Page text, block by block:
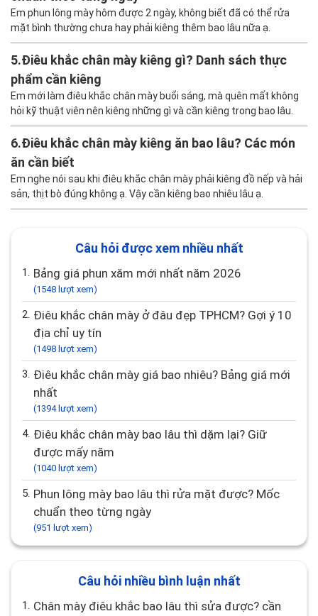
Em phun lông mày hôm được 2 ngày, không biết đã có thể rửa
mặt bình thường chưa hay phải kiêng thêm bao lâu nữa ạ.
5.Điêu khắc chân mày kiêng gì? Danh sách thực
phẩm cần kiêng
Em mới làm điêu khắc chân mày buổi sáng, mà quên mất không
hỏi kỹ thuật viên nên kiêng những gì và cần kiêng trong bao lâu.
6.Điêu khắc chân mày kiêng ăn bao lâu? Các món
ăn cần biết
Em nghe nói sau khi điêu khắc chân mày phải kiêng đồ nếp và hải
sản, thịt bò đúng không ạ. Vậy cần kiêng bao nhiêu lâu ạ.
Câu hỏi được xem nhiều nhất
1. Bảng giá phun xăm mới nhất năm 2026
(1548 lượt xem)
2. Điêu khắc chân mày ở đâu đẹp TPHCM? Gợi ý 10
địa chỉ uy tín
(1498 lượt xem)
3. Điêu khắc chân mày giá bao nhiêu? Bảng giá mới
nhất
(1394 lượt xem)
4. Điêu khắc chân mày bao lâu thì dặm lại? Giữ
được mấy năm
(1040 lượt xem)
5. Phun lông mày bao lâu thì rửa mặt được? Mốc
chuẩn theo từng ngày
(951 lượt xem)
Câu hỏi nhiều bình luận nhất
1. Chân mày điêu khắc bao lâu thì sửa được? cần